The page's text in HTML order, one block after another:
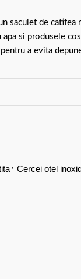
saculet de catifea
si produsele
a evita
, Cercei otel